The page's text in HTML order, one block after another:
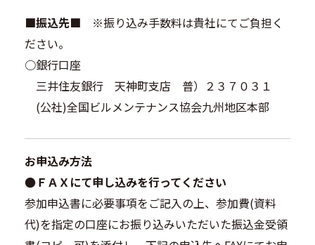
■振込先■ ※振り込み手数料は貴社にてご負担く
ださい。
○銀行口座
三井住友銀行 天神町支店 普）２３７０３１
(公社)全国ビルメンテナンス協会九州地区本部
お申込み方法
●ＦＡＸにて申し込みを行ってください
参加申込書に必要事項をご記入の上、参加費(資料
代)を指定の口座にお振り込みいただいた振込金受領